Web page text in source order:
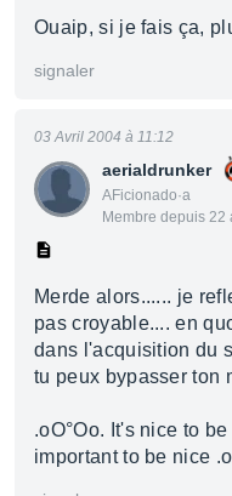
Ouaip, si je fais ça,
signaler
aerialdrunker
AFicionado·a
Membre depuis 22
03 Avril 2004 à 11:12
Merde alors...... je
pas croyable.... en
dans l'acquisition du
tu peux bypasser ton
.oO°Oo. It's nice to
important to be nice